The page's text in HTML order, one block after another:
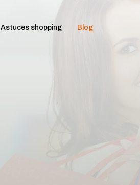
Astuces shopping Blog